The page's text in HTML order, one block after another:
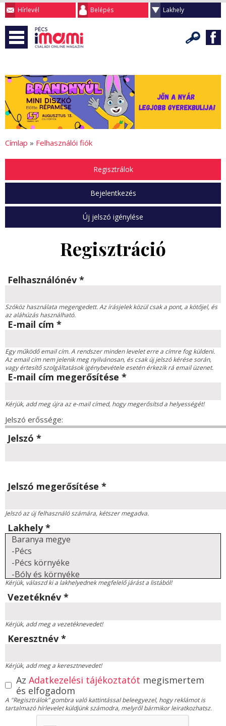
Hírlevél Belépés Lakhely
Címlap » Felhasználói fiók
Regisztrálok
Bejelentkezés
Új jelszó igénylése
Regisztráció
Felhasználónév *
Szóköz használata megengedett. Az írásjelek közül csak a pont, a kötőjel, és
az aláhúzás használható.
E-mail cím *
Egy működő email cím. A rendszer minden levelet erre a címre fog küldeni.
Az email cím nem jelenik meg nyilvánosan, és csak új jelszó kérése során,
vagy értesítő szolgáltatások igénybevétele esetén érkezik rá email üzenet.
E-mail cím megerősítése *
Kérjük, add meg újra az e-mail címed, hogy megerősítsd a helyességét!
Jelszó erőssége:
Jelszó *
Jelszó megerősítése *
Jelszó az új felhasználó számára, kétszer megadva.
Lakhely*
Kérjük, válaszd ki a lakhelyednek megfelelő járást a listából!
Vezetéknév *
Kérjük, add meg a vezetéknevedet!
Keresztnév *
Kérjük, add meg a keresztnevedet!
Az Adatkezelési tájékoztatót megismertem
és elfogadom
A "Regisztrálok" gombra való kattintással beleegyezel, hogy reklámot is
tartalmazó hírlevelet küldjünk számodra, melyről bármikor leiratkozhatsz.